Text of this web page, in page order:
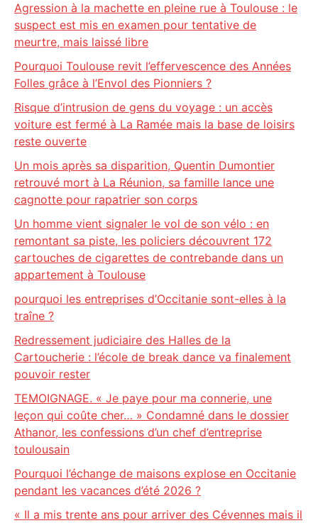
Agression à la machette en pleine rue à Toulouse : le
suspect est mis en examen pour tentative de
meurtre, mais laissé libre
Pourquoi Toulouse revit l’effervescence des Années
Folles grâce à l’Envol des Pionniers ?
Risque d’intrusion de gens du voyage : un accès
voiture est fermé à La Ramée mais la base de loisirs
reste ouverte
Un mois après sa disparition, Quentin Dumontier
retrouvé mort à La Réunion, sa famille lance une
cagnotte pour rapatrier son corps
Un homme vient signaler le vol de son vélo : en
remontant sa piste, les policiers découvrent 172
cartouches de cigarettes de contrebande dans un
appartement à Toulouse
pourquoi les entreprises d’Occitanie sont-elles à la
traîne ?
Redressement judiciaire des Halles de la
Cartoucherie : l’école de break dance va finalement
pouvoir rester
TEMOIGNAGE. « Je paye pour ma connerie, une
leçon qui coûte cher… » Condamné dans le dossier
Athanor, les confessions d’un chef d’entreprise
toulousain
Pourquoi l’échange de maisons explose en Occitanie
pendant les vacances d’été 2026 ?
« Il a mis trente ans pour arriver des Cévennes mais il